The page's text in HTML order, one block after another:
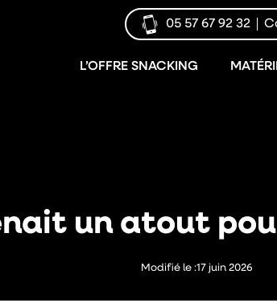
05 57 67 92 32
L’OFFRE SNACKING
un atout
Modifié le :17 juin 2026